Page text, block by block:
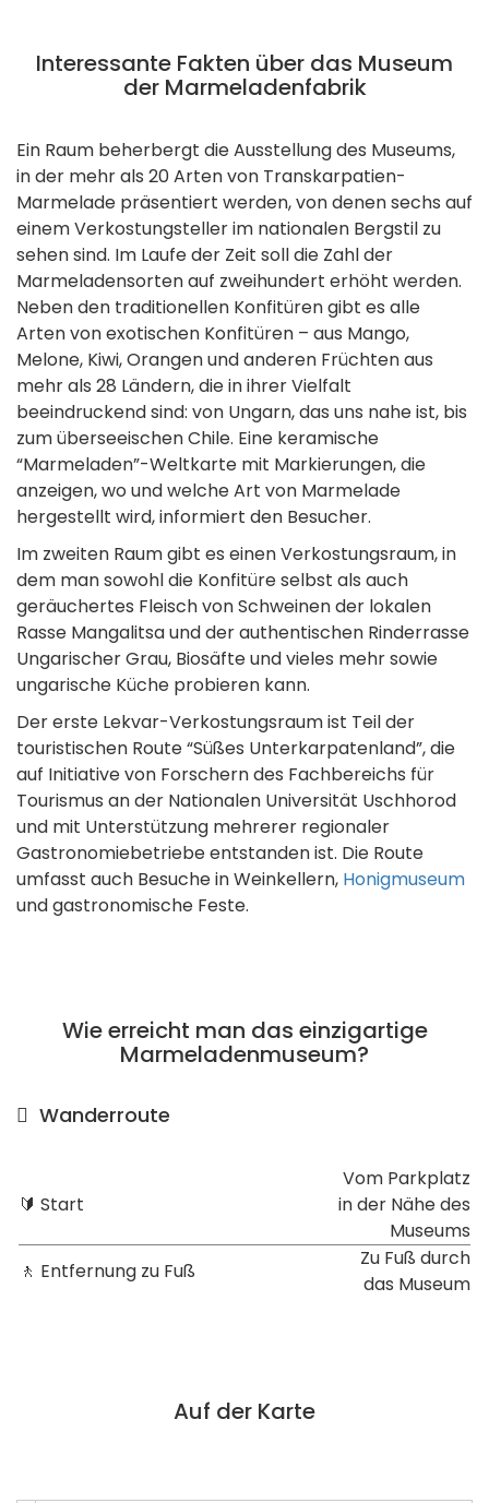
Interessante Fakten über das Museum
der Marmeladenfabrik
Ein Raum beherbergt die Ausstellung des Museums,
in der mehr als 20 Arten von Transkarpatien-
Marmelade präsentiert werden, von denen sechs auf
einem Verkostungsteller im nationalen Bergstil zu
sehen sind. Im Laufe der Zeit soll die Zahl der
Marmeladensorten auf zweihundert erhöht werden.
Neben den traditionellen Konfitüren gibt es alle
Arten von exotischen Konfitüren – aus Mango,
Melone, Kiwi, Orangen und anderen Früchten aus
mehr als 28 Ländern, die in ihrer Vielfalt
beeindruckend sind: von Ungarn, das uns nahe ist, bis
zum überseeischen Chile. Eine keramische
“Marmeladen”-Weltkarte mit Markierungen, die
anzeigen, wo und welche Art von Marmelade
hergestellt wird, informiert den Besucher.
Im zweiten Raum gibt es einen Verkostungsraum, in
dem man sowohl die Konfitüre selbst als auch
geräuchertes Fleisch von Schweinen der lokalen
Rasse Mangalitsa und der authentischen Rinderrasse
Ungarischer Grau, Biosäfte und vieles mehr sowie
ungarische Küche probieren kann.
Der erste Lekvar-Verkostungsraum ist Teil der
touristischen Route “Süßes Unterkarpatenland”, die
auf Initiative von Forschern des Fachbereichs für
Tourismus an der Nationalen Universität Uschhorod
und mit Unterstützung mehrerer regionaler
Gastronomiebetriebe entstanden ist. Die Route
umfasst auch Besuche in Weinkellern, Honigmuseum
und gastronomische Feste.
Wie erreicht man das einzigartige
Marmeladenmuseum?
Wanderroute
🔰 Start
Vom Parkplatz
in der Nähe des
Museums
🚶 Entfernung zu Fuß
Zu Fuß durch
das Museum
Auf der Karte